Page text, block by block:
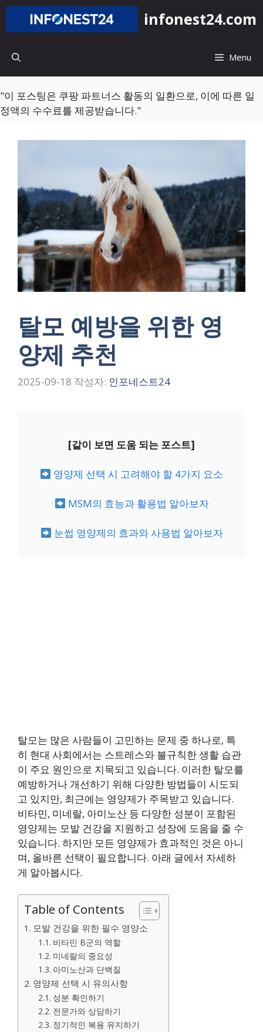
컨
츠
너
뛰
기
infonest24.com
Menu
"이 포스팅은 쿠팡 파트너스 활동의 일환으로, 이에 따른 일
정액의 수수료를 제공받습니다."
탈모 예방을 위한 영
양제 추천
2025-09-18 작성자: 인포네스트24
[같이 보면 도움 되는 포스트]
영양제 선택 시 고려해야 할 4가지 요소
MSM의 효능과 활용법 알아보자
눈썹 영양제의 효과와 사용법 알아보자
탈모는 많은 사람들이 고민하는 문제 중 하나로, 특
히 현대 사회에서는 스트레스와 불규칙한 생활 습관
이 주요 원인으로 지목되고 있습니다. 이러한 탈모를
예방하거나 개선하기 위해 다양한 방법들이 시도되
고 있지만, 최근에는 영양제가 주목받고 있습니다.
비타민, 미네랄, 아미노산 등 다양한 성분이 포함된
영양제는 모발 건강을 지원하고 성장에 도움을 줄 수
있습니다. 하지만 모든 영양제가 효과적인 것은 아니
며, 올바른 선택이 필요합니다. 아래 글에서 자세하
게 알아봅시다.
Table of Contents
모발 건강을 위한 필수 영양소
비타민 B군의 역할
미네랄의 중요성
아미노산과 단백질
영양제 선택 시 유의사항
성분 확인하기
전문가와 상담하기
정기적인 복용 유지하기